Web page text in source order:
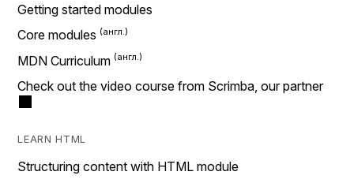
Getting started modules
Core modules
MDN Curriculum
Check out the video course from Scrimba, our partner
LEARN HTML
Structuring content with HTML module